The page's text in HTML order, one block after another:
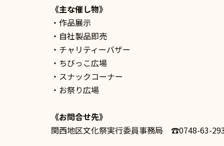
《主な催し物》
・作品展示
・自社製品即売
・チャリティーバザー
・ちびっこ広場
・スナックコーナー
・お祭り広場
《お問合せ先》
関西地区文化祭実行委員事務局 ☎0748-63-